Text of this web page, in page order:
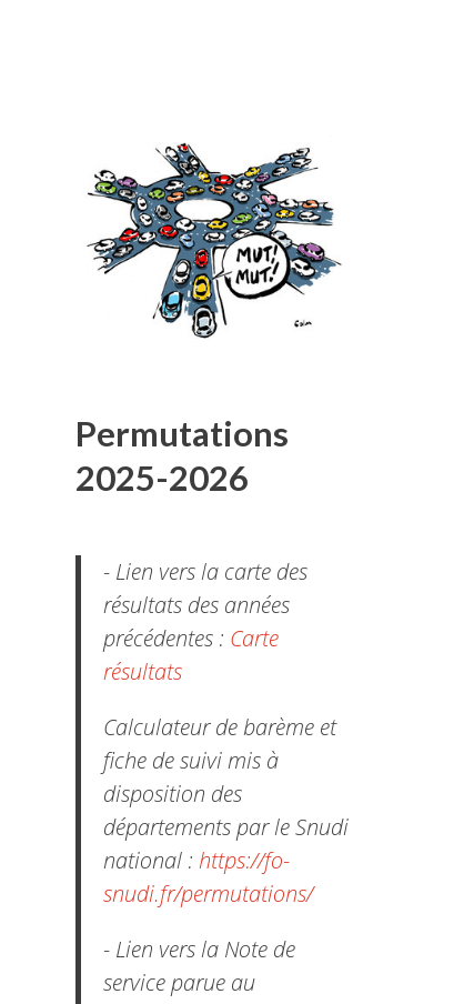
Permutations
2025-2026
- Lien vers la carte des
résultats des années
précédentes : Carte
résultats
Calculateur de barème et
fiche de suivi mis à
disposition des
départements par le Snudi
national : https://fo-
snudi.fr/permutations/
- Lien vers la Note de
service parue au